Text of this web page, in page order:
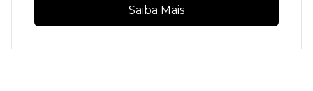
Saiba Mais